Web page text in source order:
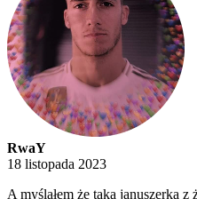
RwaY
18 listopada 2023
A myślałem że taka januszerka